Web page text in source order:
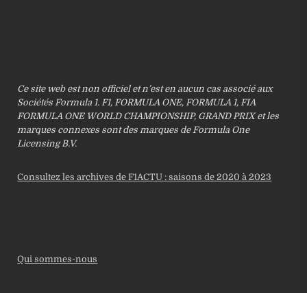
Ce site web est non officiel et n’est en aucun cas associé aux
Sociétés Formula 1. F1, FORMULA ONE, FORMULA 1, FIA
FORMULA ONE WORLD CHAMPIONSHIP, GRAND PRIX et les
marques connexes sont des marques de Formula One
Licensing B.V.
Consultez les archives de F1ACTU : saisons de 2020 à 2023
Qui sommes-nous